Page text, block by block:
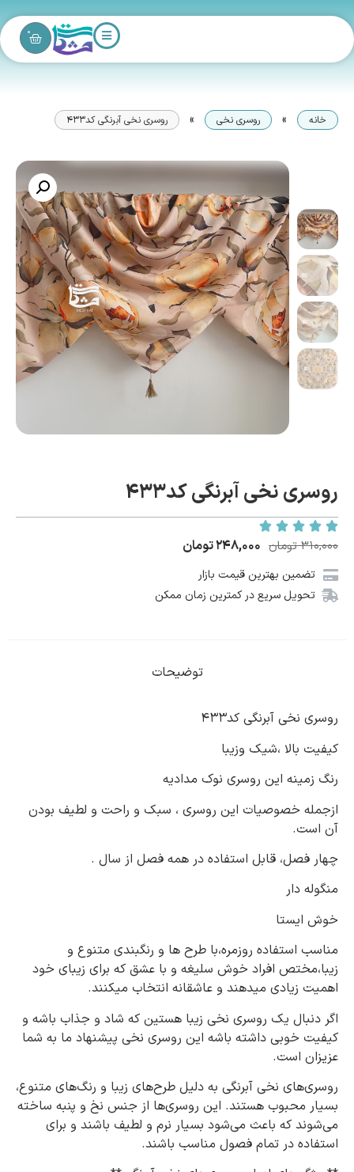
0
خانه » روسری نخی » روسری نخی آبرنگی کد۴۳۳
روسری نخی آبرنگی کد۴۳۳
۳۱۰,۰۰۰ تومان ۲۴۸,۰۰۰تومان
تضمین بهترین قیمت بازار
تحویل سریع در کمترین زمان ممکن
توضیحات
روسری نخی آبرنگی کد۴۳۳
کیفیت بالا ،شیک وزیبا
رنگ زمینه این روسری نوک مدادیه
ازجمله خصوصیات این روسری ، سبک و راحت و لطیف بودن
آن است.
چهار فصل، قابل استفاده در همه فصل از سال .
منگوله دار
خوش ایستا
مناسب استفاده روزمره،با طرح ها و رنگبندی متنوع و
زیبا،مختص افراد خوش سلیغه و با عشق که برای زیبای خود
اهمیت زیادی میدهند و عاشقانه انتخاب میکنند.
اگر دنبال یک روسری نخی زیبا هستین که شاد و جذاب باشه و
کیفیت خوبی داشته باشه این روسری نخی پیشنهاد ما به شما
عزیزان است.
روسری‌های نخی آبرنگی به دلیل طرح‌های زیبا و رنگ‌های متنوع،
بسیار محبوب هستند. این روسری‌ها از جنس نخ و پنبه ساخته
می‌شوند که باعث می‌شود بسیار نرم و لطیف باشند و برای
استفاده در تمام فصول مناسب باشند.